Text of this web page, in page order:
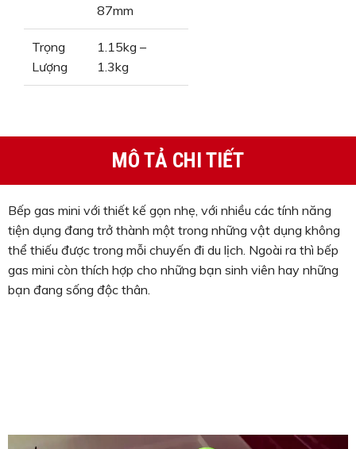
87mm
Trọng
Lượng
1.15kg –
1.3kg
MÔ TẢ CHI TIẾT
Bếp gas mini với thiết kế gọn nhẹ, với nhiều các tính năng
tiện dụng đang trở thành một trong những vật dụng không
thể thiếu được trong mỗi chuyến đi du lịch. Ngoài ra thì bếp
gas mini còn thích hợp cho những bạn sinh viên hay những
bạn đang sống độc thân.